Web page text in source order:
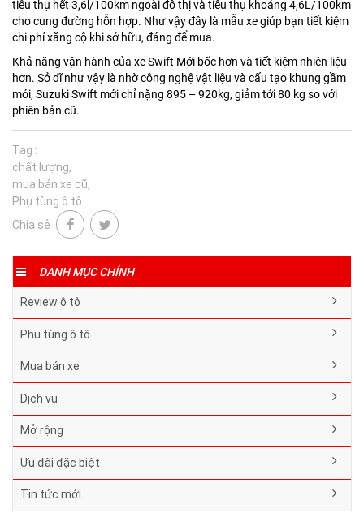
DANH MỤC CHÍNH
Review ô tô
Phụ tùng ô tô
Mua bán xe
Dịch vụ
Mở rộng
Ưu đãi đặc biệt
Tin tức mới
tiêu thụ hết 3,6l/100km ngoài đô thị và tiêu thụ khoảng 4,6L/100km
cho cung đường hỗn hợp. Như vậy đây là mẫu xe giúp bạn tiết kiệm
chi phí xăng cộ khi sở hữu, đáng để mua.
Khả năng vận hành của xe Swift Mới bốc hơn và tiết kiệm nhiên liệu
hơn. Sở dĩ như vậy là nhờ công nghệ vật liệu và cấu tạo khung gầm
mới, Suzuki Swift mới chỉ nặng 895 – 920kg, giảm tới 80 kg so với
phiên bản cũ.
Tag :
chất lượng
mua bán xe cũ
Phụ tùng ô tô
Chia sẻ